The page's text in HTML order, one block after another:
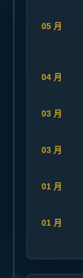
05 月
04 月
03 月
03 月
01 月
01 月